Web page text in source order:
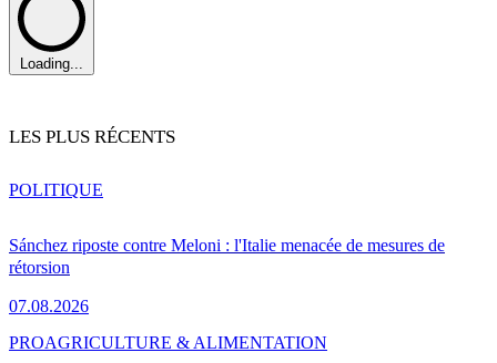
Loading...
LES PLUS RÉCENTS
Sánchez riposte contre Meloni : l'Italie menacée de mesures de
rétorsion
07.08.2026
POLITIQUE
PROAGRICULTURE & ALIMENTATION